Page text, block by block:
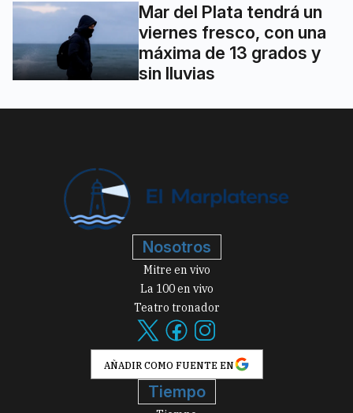
Mar del Plata tendrá un
viernes fresco, con una
máxima de 13 grados y
sin lluvias
Nosotros
Mitre en vivo
La 100 en vivo
Teatro tronador
AÑADIR COMO FUENTE EN
Tiempo